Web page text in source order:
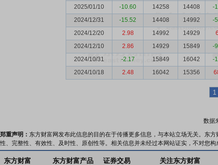
2025/01/10
-10.60 14258 14408
-
2024/12/31
-15.52 14408 14992
-
2024/12/20
2.98 14992 14929
2024/12/10
2.86 14929 15849
-
2024/10/31
-2.17 15849 16042
-
2024/10/18
2.48 16042 15356
1
数据
郑重声明： 东方财富网发布此信息的目的在于传播更多信息，与本站立场无关。东
性、完整性、有效性、及时性、原创性等。相关信息并未经过本网站证实，不对您
东方财富 东方财富产品 证券交易 关注东方财富